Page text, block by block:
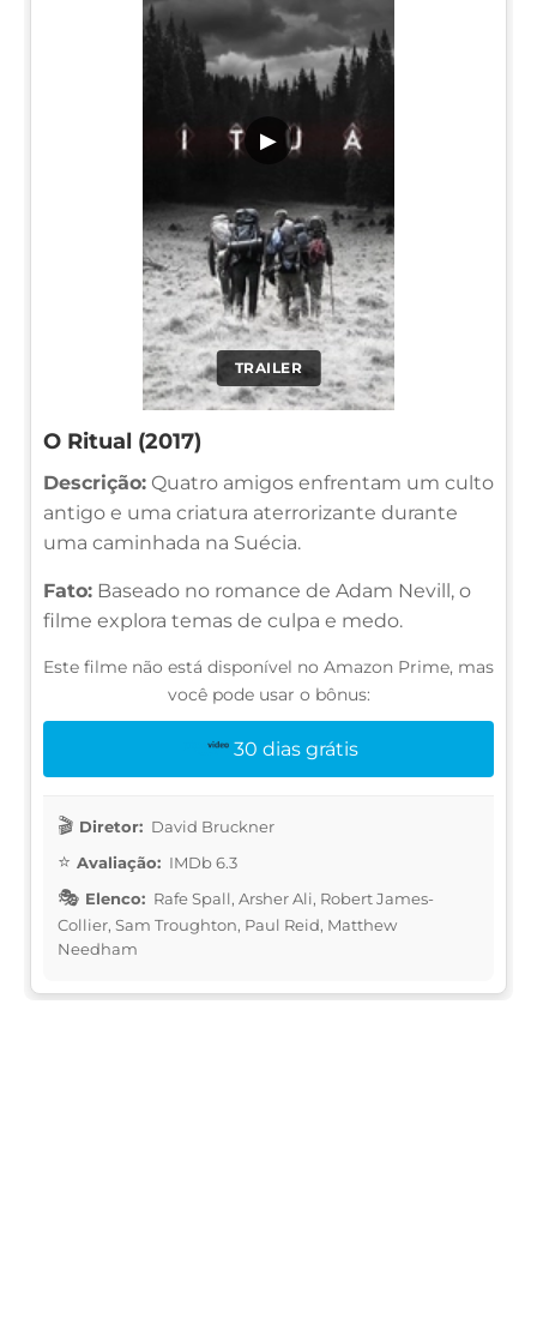
TRAILER
▶
O Ritual (2017)
Descrição: Quatro amigos enfrentam um culto
antigo e uma criatura aterrorizante durante
uma caminhada na Suécia.
Fato: Baseado no romance de Adam Nevill, o
filme explora temas de culpa e medo.
Este filme não está disponível no Amazon Prime, mas
você pode usar o bônus:
30 dias grátis
Diretor: David Bruckner
Avaliação: IMDb 6.3
Elenco: Rafe Spall, Arsher Ali, Robert James-
Collier, Sam Troughton, Paul Reid, Matthew
Needham